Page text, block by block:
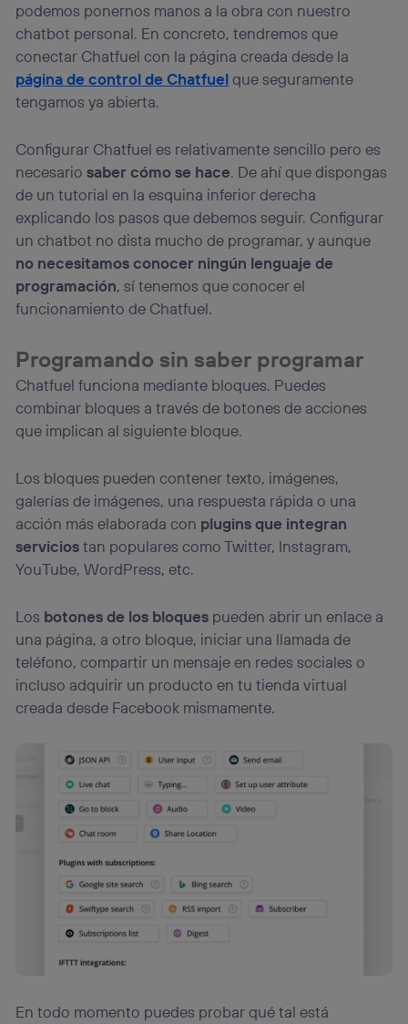
podemos ponernos manos a la obra con nuestro
chatbot personal. En concreto, tendremos que
conectar Chatfuel con la página creada desde la
página de control de Chatfuelque seguramente
tengamos ya abierta.
Configurar Chatfuel es relativamente sencillo pero es
necesariosaber cómo se hace. De ahí que dispongas
de un tutorial en la esquina inferior derecha
explicando los pasos que debemos seguir. Configurar
un chatbot no dista mucho de programar, y aunque
no necesitamos conocer ningún lenguaje de
programación, sí tenemos que conocer el
funcionamiento de Chatfuel.
Programando sin saber programar
Chatfuel funciona mediante bloques. Puedes
combinar bloques a través de botones de acciones
que implican al siguiente bloque.
Los bloques pueden contener texto, imágenes,
galerías de imágenes, una respuesta rápida o una
acción más elaborada con plugins que integran
serviciostan populares como Twitter, Instagram,
YouTube, WordPress, etc.
Los botones de los bloques pueden abrir un enlace a
una página, a otro bloque, iniciar una llamada de
teléfono, compartir un mensaje en redes sociales o
incluso adquirir un producto en tu tienda virtual
creada desde Facebook mismamente.
En todo momento puedes probar qué tal está